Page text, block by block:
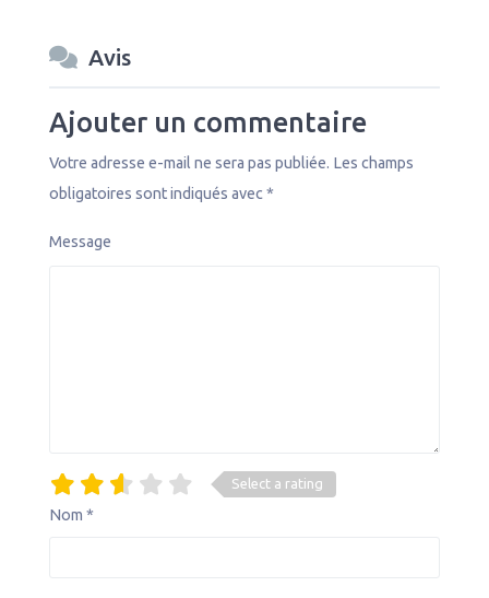
Avis
Ajouter un commentaire
Votre adresse e-mail ne sera pas publiée. Les champs
obligatoires sont indiqués avec *
Message
Select a rating
Nom *